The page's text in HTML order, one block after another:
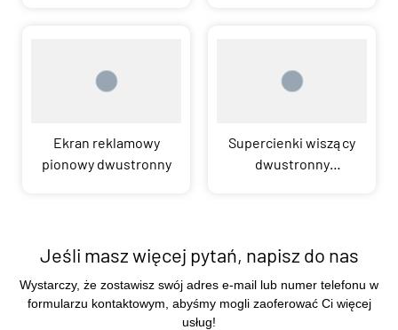
Ekran reklamowy
pionowy dwustronny
Supercienki wiszący
dwustronny
Jeśli masz więcej pytań, napisz do nas
Wystarczy, że zostawisz swój adres e-mail lub numer telefonu w
formularzu kontaktowym, abyśmy mogli zaoferować Ci więcej
usług!